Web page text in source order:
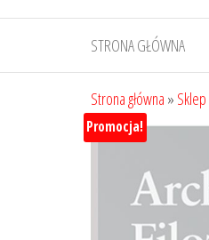
STRONA GŁÓWNA
Strona główna » Sklep
Promocja!